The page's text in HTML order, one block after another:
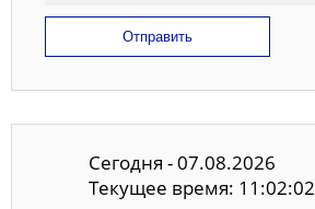
Отправить
Сегодня - 07.08.2026
Текущее время: 11:02:02